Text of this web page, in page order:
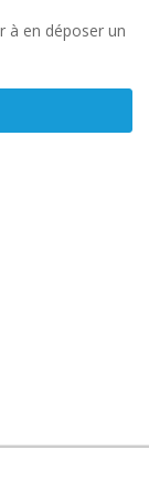
à en déposer un